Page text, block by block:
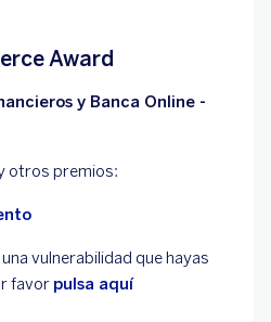
Award
y Banca Online -
otros premios:
vulnerabilidad que hayas
favor pulsa aquí